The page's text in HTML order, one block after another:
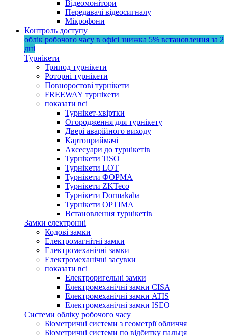
Відеомонітори
Передавачі відеосигналу
Мікрофони
Контроль доступу
облік робочого часу в офісі знижка 5% встановлення за 2
дні
Турнікети
Трипод турнікети
Роторні турнікети
Повноростові турнікети
FREEWAY турнікети
показати всі
Турнікет-хвіртки
Огородження для турнікету
Двері аварійного виходу
Картоприймачі
Аксесуари до турнікетів
Турнікети TiSO
Турнікети LOT
Турнікети ФОРМА
Турнікети ZKTeco
Турнікети Dormakaba
Турнікети OPTIMA
Встановлення турнікетів
Замки електронні
Кодові замки
Електромагнітні замки
Електромеханічні замки
Електромеханічні засувки
показати всі
Електроригельні замки
Електромеханічні замки CISA
Електромеханічні замки ATIS
Електромеханічні замки ISEO
Системи обліку робочого часу
Біометричні системи з геометрії обличчя
Біометричні системи по відбитку пальця